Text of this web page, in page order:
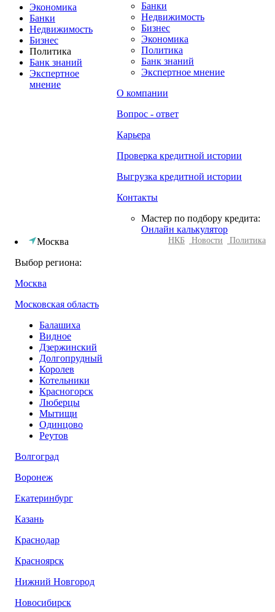
Банки
Недвижимость
Бизнес
Экономика
Политика
Банк знаний
Экспертное мнение
О компании
Вопрос - ответ
Карьера
Проверка кредитной истории
Выгрузка кредитной истории
Контакты
Мастер по подбору кредита:
Онлайн калькулятор
Москва
Выбор региона:
Москва
Московская область
Балашиха
Видное
Дзержинский
Долгопрудный
Королев
Котельники
Красногорск
Люберцы
Мытищи
Одинцово
Реутов
Волгоград
Воронеж
Екатеринбург
Казань
Краснодар
Красноярск
Нижний Новгород
Новосибирск
Экономика
Банки
Недвижимость
Бизнес
Политика
Банк знаний
Экспертное
мнение
НКБ Новости Политика